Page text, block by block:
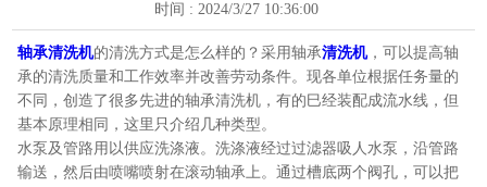
时间 : 2024/3/27 10:36:00
轴承清洗机的清洗方式是怎么样的？采用轴承清洗机，可以提高轴
承的清洗质量和工作效率并改善劳动条件。现各单位根据任务量的
不同，创造了很多先进的轴承清洗机，有的巳经装配成流水线，但
基本原理相同，这里只介绍几种类型。
水泵及管路用以供应洗涤液。洗涤液经过过滤器吸人水泵，沿管路
输送，然后由喷嘴喷射在滚动轴承上。通过槽底两个阀孔，可以把